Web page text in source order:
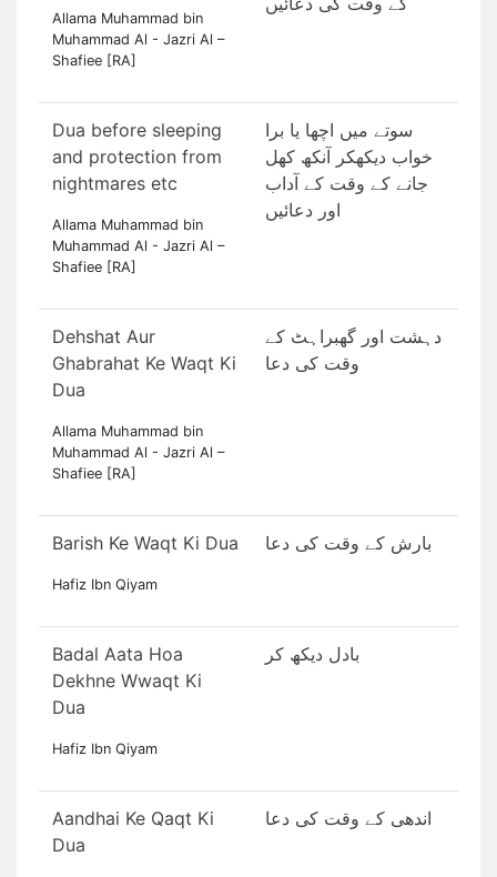
Allama Muhammad bin
Muhammad Al - Jazri Al –
Shafiee [RA]
Dua before sleeping
and protection from
nightmares etc
Allama Muhammad bin
Muhammad Al - Jazri Al –
Shafiee [RA]
سوتے میں اچھا یا برا
خواب دیکھکر آنکھ کھل
جانے کے وقت کے آداب
اور دعائیں
Dehshat Aur
Ghabrahat Ke Waqt Ki
Dua
Allama Muhammad bin
Muhammad Al - Jazri Al –
Shafiee [RA]
دہشت اور گھبراہٹ کے
وقت کی دعا
Barish Ke Waqt Ki Dua
Hafiz Ibn Qiyam
بارش کے وقت کی دعا
Badal Aata Hoa
Dekhne Wwaqt Ki
Dua
Hafiz Ibn Qiyam
بادل دیکھ کر
Aandhai Ke Qaqt Ki
Dua
اندھی کے وقت کی دعا